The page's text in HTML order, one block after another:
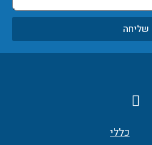
שליחה
F
a
כללי